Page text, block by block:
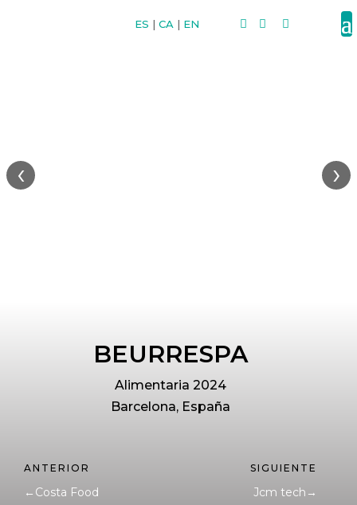
  
ES | CA | EN
‹ ›
BEURRESPA
Alimentaria 2024
Barcelona, España
← Costa Food Jcm tech →